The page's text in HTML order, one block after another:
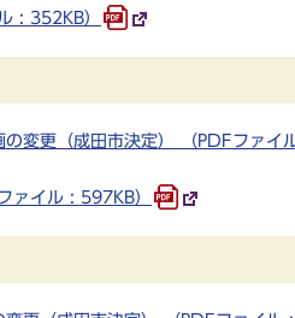
: 352KB）
変更（成田市決定） （PDFファイ
ァイル : 597KB）